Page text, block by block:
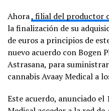
Ahora, filial del productor
la finalización de su
de euros a principios de
nuevo acuerdo con Bogen
Astrasana, para
cannabis Avaay Medical a
Este acuerdo, anunciado el